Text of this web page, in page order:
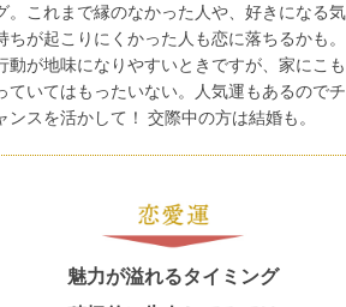
。これまで縁のなかった人や、好きになる気
ちが起こりにくかった人も恋に落ちるかも。
動が地味になりやすいときですが、家にこも
ていてはもったいない。人気運もあるのでチ
ンスを活かして！ 交際中の方は結婚も。
魅力が溢れるタイミング